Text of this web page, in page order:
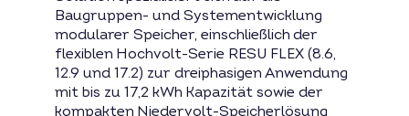
Baugruppen- und Systementwicklung
modularer Speicher, einschließlich der
flexiblen Hochvolt-Serie RESU FLEX (8.6,
12.9 und 17.2) zur dreiphasigen Anwendung
mit bis zu 17,2 kWh Kapazität sowie der
kompakten Niedervolt-Speicherlösung